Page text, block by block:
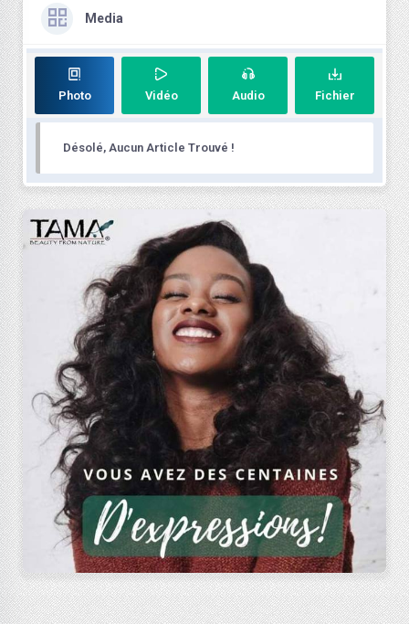
Media
Photo Vidéo Audio Fichier
Désolé, Aucun Article Trouvé !